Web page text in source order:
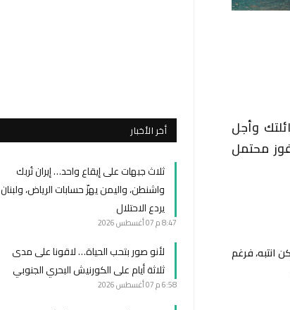
وأجل
محتمل
انتبه، فرغم
أخر الأخبار
ثلاث جبهات على إيقاع واحد… إيران تُربك
واشنطن، واليمن يهزّ حسابات الرياض، ولبنان
يردع الاحتلال
8:47 م 07 أغسطس 2026
لأنو صور بتحب الحياة… لاقونا على مدى
ثلاثة أيام على الكورنيش البحري الجنوبي
6:58 م 07 أغسطس 2026